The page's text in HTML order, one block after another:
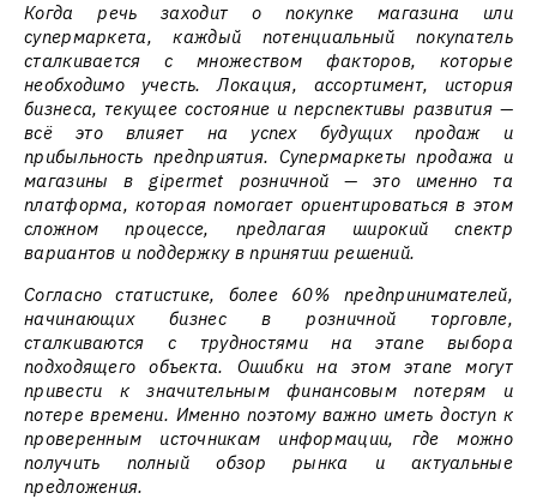
Когда речь заходит о покупке магазина или
супермаркета, каждый потенциальный покупатель
сталкивается с множеством факторов, которые
необходимо учесть. Локация, ассортимент, история
бизнеса, текущее состояние и перспективы развития —
всё это влияет на успех будущих продаж и
прибыльность предприятия. Супермаркеты продажа и
магазины в gipermet розничной — это именно та
платформа, которая помогает ориентироваться в этом
сложном процессе, предлагая широкий спектр
вариантов и поддержку в принятии решений.
Согласно статистике, более 60% предпринимателей,
начинающих бизнес в розничной торговле,
сталкиваются с трудностями на этапе выбора
подходящего объекта. Ошибки на этом этапе могут
привести к значительным финансовым потерям и
потере времени. Именно поэтому важно иметь доступ к
проверенным источникам информации, где можно
получить полный обзор рынка и актуальные
предложения.